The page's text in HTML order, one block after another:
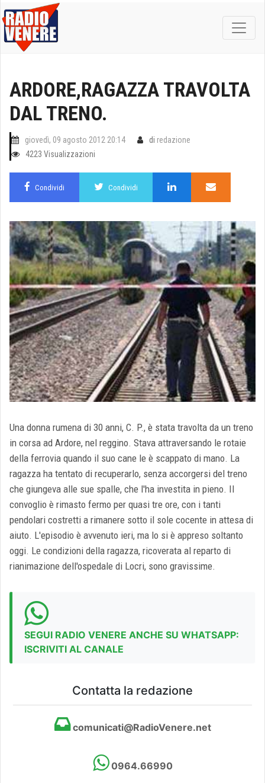
ARDORE,RAGAZZA TRAVOLTA
DAL TRENO.
giovedì, 09 agosto 2012 20:14 di redazione
4223 Visualizzazioni
Condividi Condividi
Una donna rumena di 30 anni, C. P., è stata travolta da un treno
in corsa ad Ardore, nel reggino. Stava attraversando le rotaie
della ferrovia quando il suo cane le è scappato di mano. La
ragazza ha tentato di recuperarlo, senza accorgersi del treno
che giungeva alle sue spalle, che l'ha investita in pieno. Il
convoglio è rimasto fermo per quasi tre ore, con i tanti
pendolari costretti a rimanere sotto il sole cocente in attesa di
aiuto. L'episodio è avvenuto ieri, ma lo si è appreso soltanto
oggi. Le condizioni della ragazza, ricoverata al reparto di
rianimazione dell'ospedale di Locri, sono gravissime.
SEGUI RADIO VENERE ANCHE SU WHATSAPP:
ISCRIVITI AL CANALE
Contatta la redazione
comunicati@RadioVenere.net
0964.66990